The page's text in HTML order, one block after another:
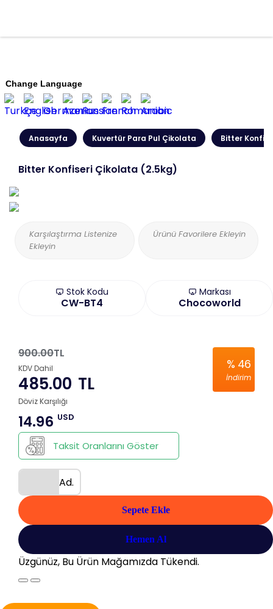
Change Language
Anasayfa Kuvertür Para Pul Çikolata Bitter
Bitter Konfiseri Çikolata (2.5kg)
Karşılaştırma Listenize
Ekleyin
Ürünü Favorilere Ekleyin
Stok Kodu
CW-BT4
Markası
Chocoworld
% 46
İndirim
900.00TL
485.00 TL
KDV Dahil
Döviz Karşılığı
14.96 USD
Taksit Oranlarını Göster
Ad.
Sepete Ekle
Hemen Al
Üzgünüz, Bu Ürün Mağamızda Tükendi.